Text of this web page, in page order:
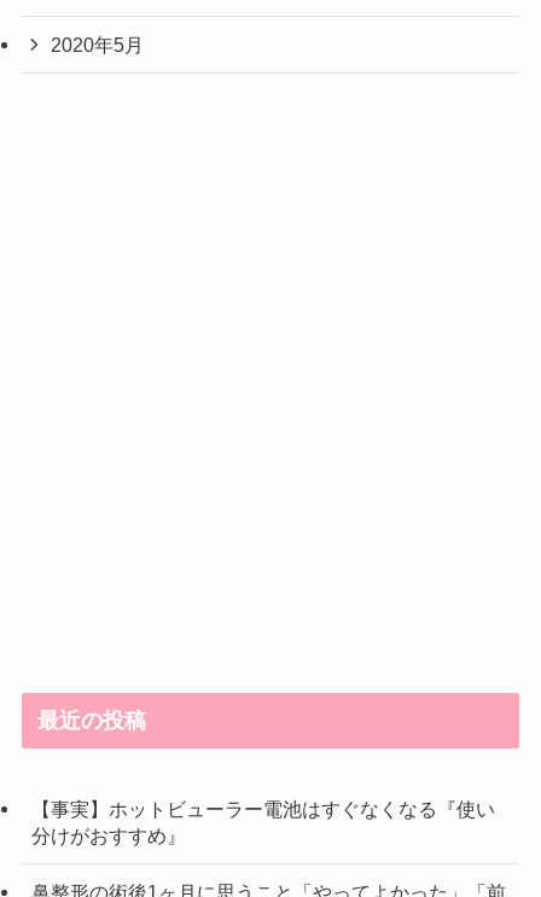
2020年5月
最近の投稿
【事実】ホットビューラー電池はすぐなくなる『使い
分けがおすすめ』
鼻整形の術後1ヶ月に思うこと「やってよかった」「前